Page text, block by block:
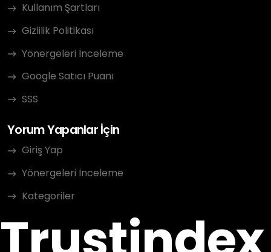
Kullanım Şartları
Gizlilik Politikası
Yönergeleri İnceleme
Google Satıcı Puanı
SSS
Yorum Yapanlar İçin
Giriş Yap
Yönergeleri İnceleme
Kategoriler